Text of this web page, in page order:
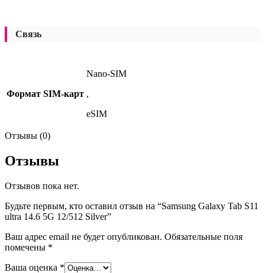
Связь
Формат SIM-карт
Nano-SIM
,
eSIM
Отзывы (0)
Отзывы
Отзывов пока нет.
Будьте первым, кто оставил отзыв на “Samsung Galaxy Tab S11
ultra 14.6 5G 12/512 Silver”
Ваш адрес email не будет опубликован. Обязательные поля
помечены *
Ваша оценка *